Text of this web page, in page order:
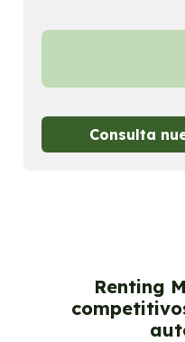
Consulta
Renting